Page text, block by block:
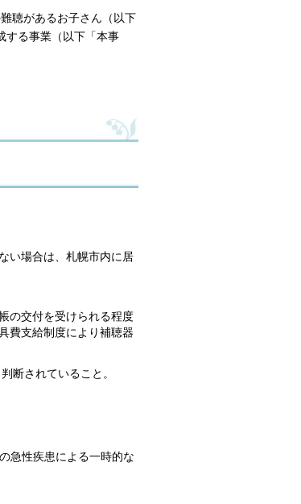
聴があるお子さん（以下
する事業（以下「本事
い場合は、札幌市内に居
の交付を受けられる程度
費支給制度により補聴器
断されていること。
急性疾患による一時的な